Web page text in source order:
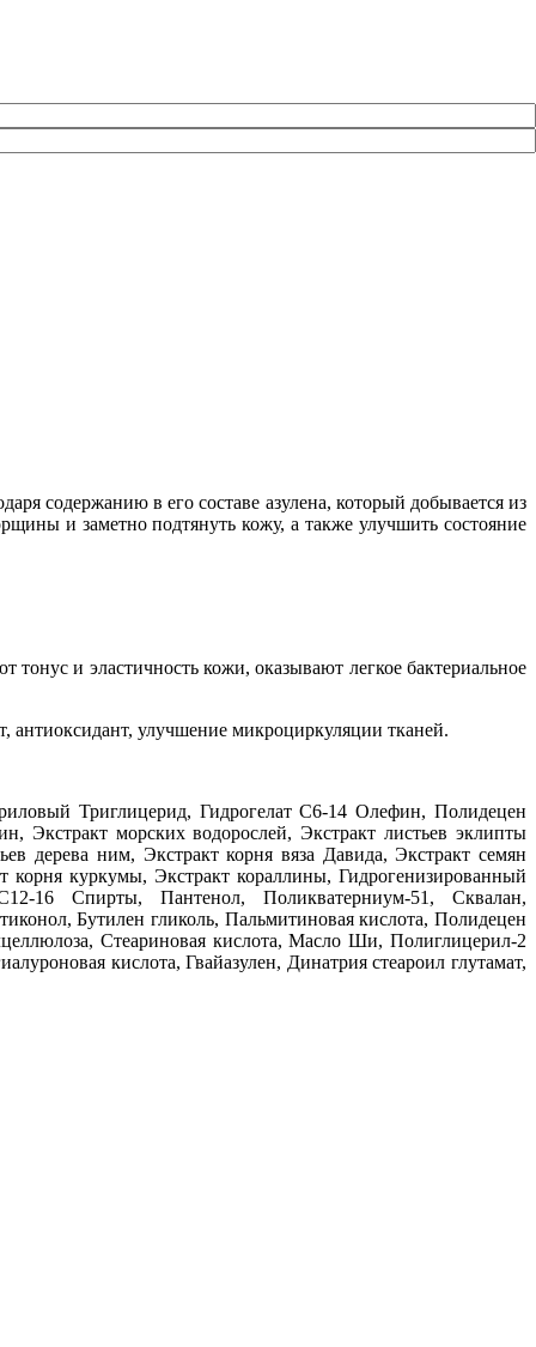
содержанию в его составе азулена, который добывается из
и заметно подтянуть кожу, а также улучшить состояние
и эластичность кожи, оказывают легкое бактериальное
антиоксидант, улучшение микроциркуляции тканей.
Триглицерид, Гидрогелат С6-14 Олефин, Полидецен
Экстракт морских водорослей, Экстракт листьев эклипты
дерева ним, Экстракт корня вяза Давида, Экстракт семян
корня куркумы, Экстракт кораллины, Гидрогенизированный
16 Спирты, Пантенол, Поликватерниум-51, Сквалан,
Бутилен гликоль, Пальмитиновая кислота, Полидецен
Стеариновая кислота, Масло Ши, Полиглицерил-2
кислота, Гвайазулен, Динатрия стеароил глутамат,